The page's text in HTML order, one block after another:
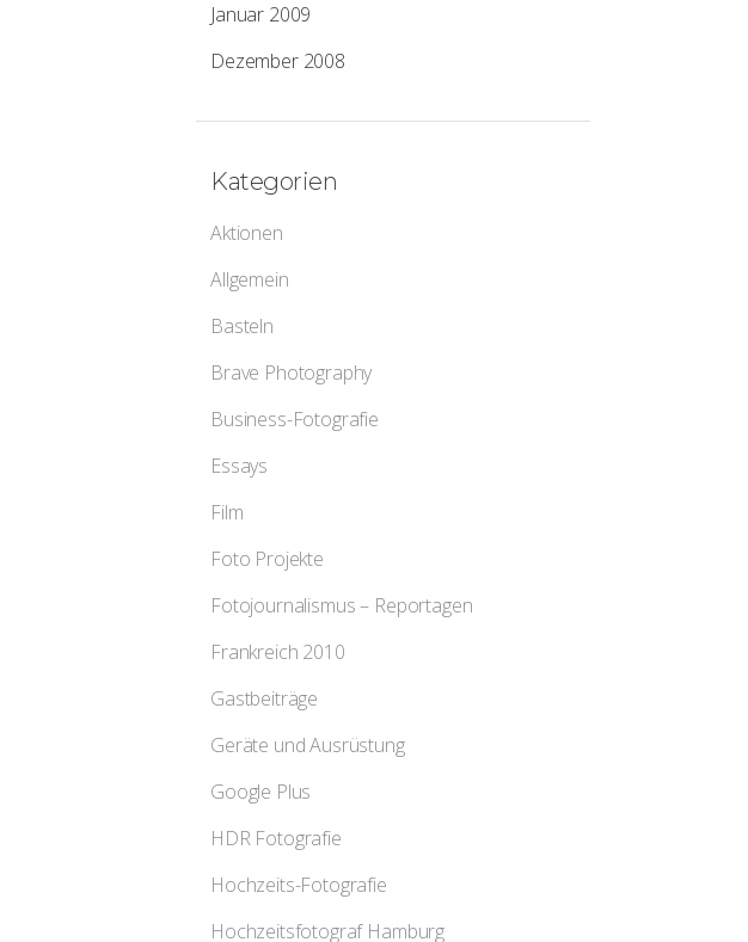
Januar 2009
Dezember 2008
Kategorien
Aktionen
Allgemein
Basteln
Brave Photography
Business-Fotografie
Essays
Film
Foto Projekte
Fotojournalismus – Reportagen
Frankreich 2010
Gastbeiträge
Geräte und Ausrüstung
Google Plus
HDR Fotografie
Hochzeits-Fotografie
Hochzeitsfotograf Hamburg